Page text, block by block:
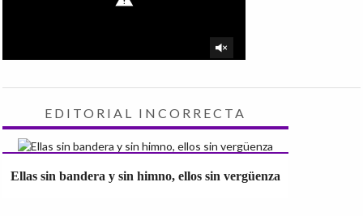
EDITORIAL INCORRECTA
Ellas sin bandera y sin himno, ellos sin vergüenza